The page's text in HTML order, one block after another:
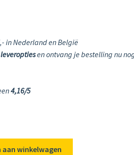
in Nederland en België
en ontvang je bestelling nu
4,16/5
aan winkelwagen